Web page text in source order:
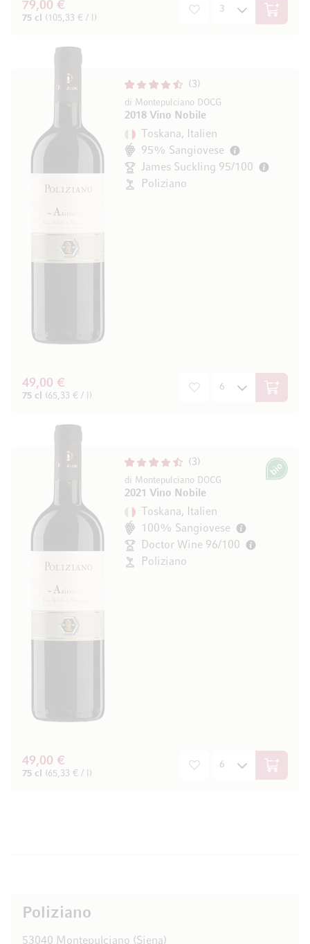
79,00 €
75 cl (105,33 € / l) In den
3
di Montepulciano DOCG
2018 Vino Nobile
Toskana, Italien
95% Sangiovese
James Suckling 95/100
Poliziano
49,00 €
75 cl (65,33 € / l) In den
3
di Montepulciano DOCG
2021 Vino Nobile
Bio
Toskana, Italien
100% Sangiovese
Doctor Wine 96/100
Poliziano
49,00 €
75 cl (65,33 € / l) In den
Poliziano
53040 Montepulciano (Siena)